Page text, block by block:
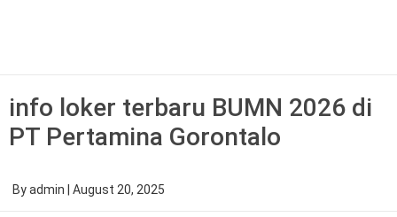
info loker terbaru BUMN 2026 di
PT Pertamina Gorontalo
Byadmin August 20, 2025